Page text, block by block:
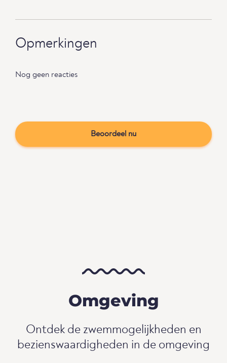
Opmerkingen
Nog geen reacties
Beoordeel nu
Omgeving
Ontdek de zwemmogelijkheden en
bezienswaardigheden in de omgeving